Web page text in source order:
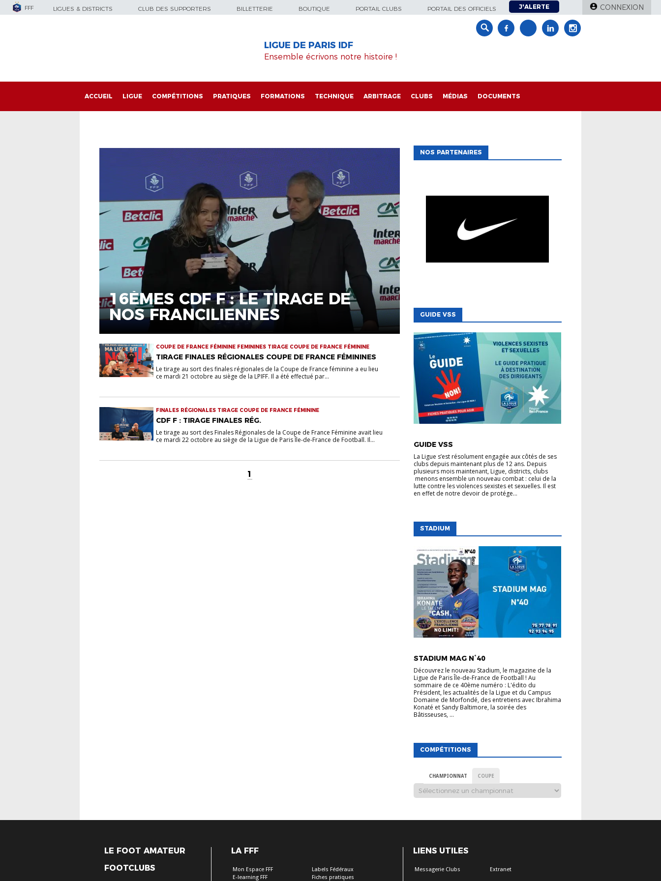
FFF LIGUES & DISTRICTS CLUB DES SUPPORTERS BILLETTERIE BOUTIQUE PORTAIL CLUBS PORTAIL DES OFFICIELS J'ALERTE CONNEXION
LIGUE DE PARIS IDF
Ensemble écrivons notre histoire !
ACCUEIL LIGUE COMPÉTITIONS PRATIQUES FORMATIONS TECHNIQUE ARBITRAGE CLUBS MÉDIAS DOCUMENTS
16ÈMES CDF F : LE TIRAGE DE
NOS FRANCILIENNES
COUPE DE FRANCE FÉMININE FEMININES TIRAGE COUPE DE FRANCE FÉMININE
TIRAGE FINALES RÉGIONALES COUPE DE FRANCE FÉMININES
Le tirage au sort des finales régionales de la Coupe de France féminine a eu lieu
ce mardi 21 octobre au siège de la LPIFF. Il a été effectué par...
FINALES RÉGIONALES TIRAGE COUPE DE FRANCE FÉMININE
CDF F : TIRAGE FINALES RÉG.
Le tirage au sort des Finales Régionales de la Coupe de France Féminine avait lieu
ce mardi 22 octobre au siège de la Ligue de Paris Île-de-France de Football. Il...
1
NOS PARTENAIRES
GUIDE VSS
GUIDE VSS
La Ligue s’est résolument engagée aux côtés de ses
clubs depuis maintenant plus de 12 ans. Depuis
plusieurs mois maintenant, Ligue, districts, clubs
menons ensemble un nouveau combat : celui de la
lutte contre les violences sexistes et sexuelles. Il est
en effet de notre devoir de protége...
STADIUM
STADIUM MAG N°40
Découvrez le nouveau Stadium, le magazine de la
Ligue de Paris Île-de-France de Football ! Au
sommaire de ce 40ème numéro : L'édito du
Président, les actualités de la Ligue et du Campus
Domaine de Morfondé, des entretiens avec Ibrahima
Konaté et Sandy Baltimore, la soirée des
Bâtisseuses, ...
COMPÉTITIONS
CHAMPIONNAT COUPE
LE FOOT AMATEUR
FOOTCLUBS
LA FFF
Mon Espace FFF
E-learning FFF
Labels Fédéraux
Fiches pratiques
LIENS UTILES
Messagerie Clubs Extranet